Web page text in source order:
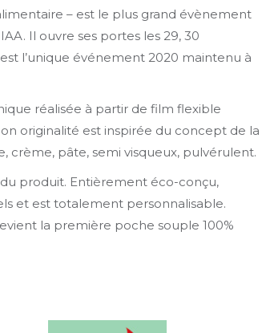
– est le plus grand évènement
Il ouvre ses portes les 29, 30
l’unique événement 2020 maintenu à
réalisée à partir de film flexible
originalité est inspirée du concept de la
crème, pâte, semi visqueux, pulvérulent.
produit. Entièrement éco-conçu,
et est totalement personnalisable.
la première poche souple 100%